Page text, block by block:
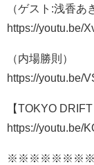
（ゲスト:浅香あ
https://youtu.be/
（内場勝則）
https://youtu.be/
【TOKYO
https://youtu.be/
※※※※※※※※